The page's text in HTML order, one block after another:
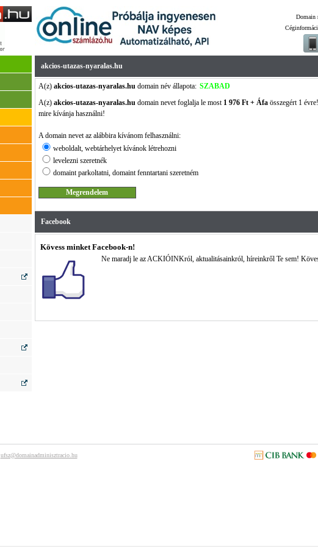
Domain
akcios-utazas-nyaralas.hu
A(z) akcios-utazas-nyaralas.hudomain név állapota: SZABAD
A(z) akcios-utazas-nyaralas.hudomain nevet foglalja le most 1 976 Ft + Áfaösszegért 1
mire kívánja használni!
A domain nevet az alábbira kívánom felhasználni:
weboldalt, webtárhelyet kívánok létrehozni
levelezni szeretnék
domaint parkoltatni, domaint fenntartani szeretném
Facebook
Kövess minket Facebook-n!
Ne maradj le az ACKIÓINKról, aktualitásainkról, híreinkről Te sem!
ufsz@domainadminisztracio.hu